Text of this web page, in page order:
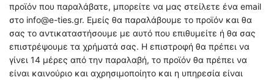
προϊόν που παραλάβατε, μπορείτε να μας στείλετε ένα email
στο info@e-ties.gr. Εμείς θα παραλάβουμε το προϊόν και θα
σας το αντικαταστήσουμε με αυτό που επιθυμείτε ή θα σας
επιστρέψουμε τα χρήματά σας. Η επιστροφή θα πρέπει να
γίνει 14 μέρες από την παραλαβή, το προϊόν θα πρέπει να
είναι καινούριο και αχρησιμοποίητο και η υπηρεσία είναι